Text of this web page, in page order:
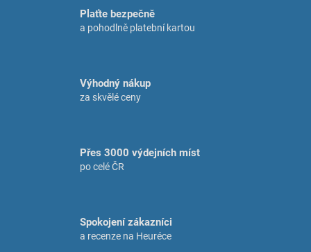
Plaťte bezpečně
a pohodlně platební kartou
Výhodný nákup
za skvělé ceny
Přes 3000 výdejních míst
po celé ČR
Spokojení zákazníci
a recenze na Heuréce